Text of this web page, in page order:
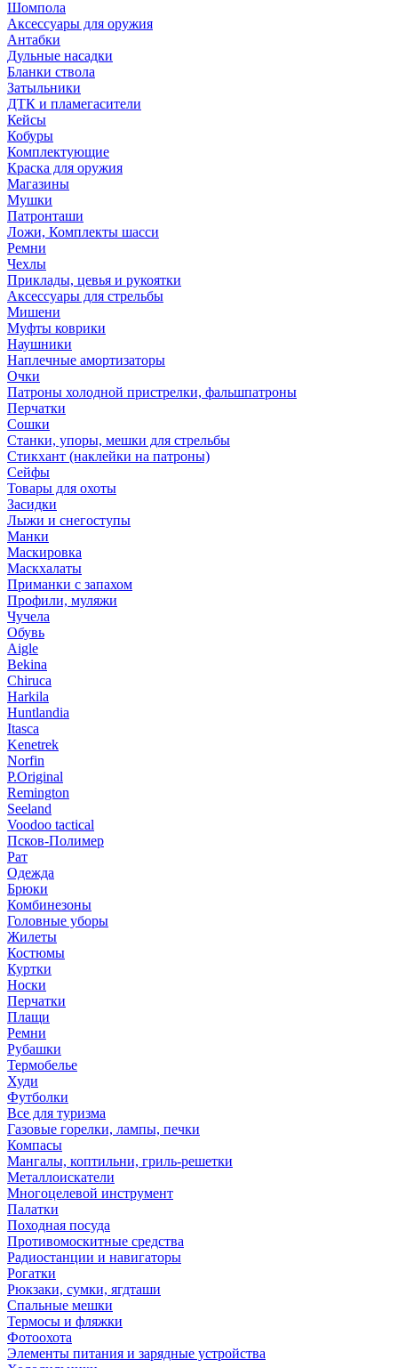
Шомпола
Аксессуары для оружия
Антабки
Дульные насадки
Бланки ствола
Затыльники
ДТК и пламегасители
Кейсы
Кобуры
Комплектующие
Краска для оружия
Магазины
Мушки
Патронташи
Ложи, Комплекты шасси
Ремни
Чехлы
Приклады, цевья и рукоятки
Аксессуары для стрельбы
Мишени
Муфты коврики
Наушники
Наплечные амортизаторы
Очки
Патроны холодной пристрелки, фальшпатроны
Перчатки
Сошки
Станки, упоры, мешки для стрельбы
Стикхант (наклейки на патроны)
Сейфы
Товары для охоты
Засидки
Лыжи и снегоступы
Манки
Маскировка
Маскхалаты
Приманки с запахом
Профили, муляжи
Чучела
Обувь
Aigle
Bekina
Chiruсa
Harkila
Huntlandia
Itasca
Kenetrek
Norfin
P.Original
Remington
Seeland
Voodoo tactical
Псков-Полимер
Рат
Одежда
Брюки
Комбинезоны
Головные уборы
Жилеты
Костюмы
Куртки
Носки
Перчатки
Плащи
Ремни
Рубашки
Термобелье
Худи
Футболки
Все для туризма
Газовые горелки, лампы, печки
Компасы
Мангалы, коптильни, гриль-решетки
Металлоискатели
Многоцелевой инструмент
Палатки
Походная посуда
Противомоскитные средства
Радиостанции и навигаторы
Рогатки
Рюкзаки, сумки, ягдташи
Спальные мешки
Термосы и фляжки
Фотоохота
Элементы питания и зарядные устройства